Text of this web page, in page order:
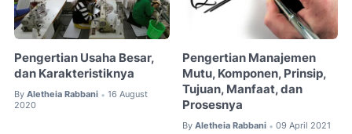
Pengertian Usaha Besar,
dan Karakteristiknya
By Aletheia Rabbani • 16 August
2020
Pengertian Manajemen
Mutu, Komponen, Prinsip,
Tujuan, Manfaat, dan
Prosesnya
By Aletheia Rabbani • 09 April 2021